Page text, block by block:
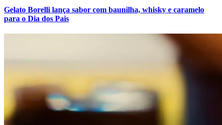
Gelato Borelli lança sabor com baunilha, whisky e caramelo
para o Dia dos Pais